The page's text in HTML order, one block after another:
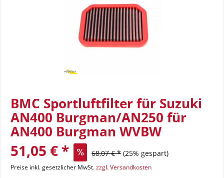
BMC Sportluftfilter für Suzuki
AN400 Burgman/AN250 für
AN400 Burgman WVBW
51,05 € * 68,07 € * (25% gespart)
Preise inkl. gesetzlicher MwSt.zzgl. Versandkosten